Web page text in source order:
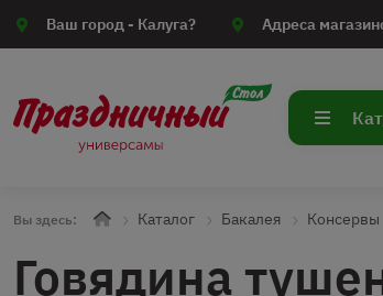
Ваш город - Калуга? Адреса
Вы здесь: Каталог Бакалея Консервы
Говядина